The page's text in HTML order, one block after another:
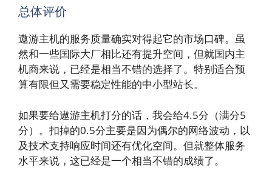
总体评价
遨游主机的服务质量确实对得起它的市场口碑。虽
然和一些国际大厂相比还有提升空间，但就国内主
机商来说，已经是相当不错的选择了。特别适合预
算有限但又需要稳定性能的中小型站长。
如果要给遨游主机打分的话，我会给4.5分（满分5
分）。扣掉的0.5分主要是因为偶尔的网络波动，以
及技术支持响应时间还有优化空间。但就整体服务
水平来说，这已经是一个相当不错的成绩了。